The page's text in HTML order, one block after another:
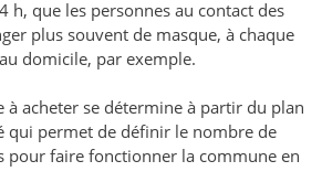
h, que les personnes au contact des
plus souvent de masque, à chaque
domicile, par exemple.
à acheter se détermine à partir du plan
qui permet de définir le nombre de
pour faire fonctionner la commune en